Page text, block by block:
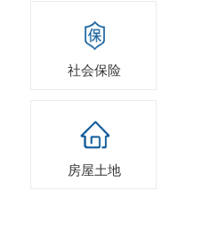
社会保险
房屋土地